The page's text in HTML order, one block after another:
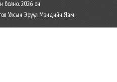
болно. 2026 он
Улсын Эрүүл Мэндийн Яам.